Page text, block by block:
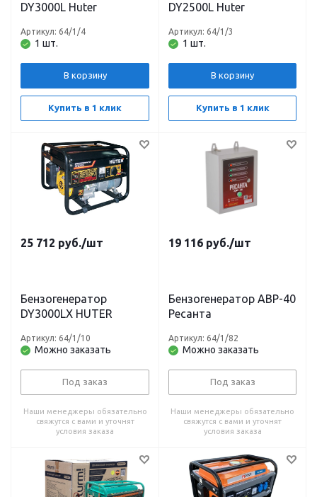
DY3000L Huter
1 шт.
Артикул: 64/1/4
В корзину
Купить в 1 клик
DY2500L Huter
1 шт.
Артикул: 64/1/3
В корзину
Купить в 1 клик
25 712 руб./шт
Бензогенератор
DY3000LX HUTER
Можно заказать
Артикул: 64/1/10
Под заказ
Наши менеджеры обязательно
свяжутся с вами и уточнят
условия заказа
19 116 руб./шт
Бензогенератор АВР-40
Ресанта
Можно заказать
Артикул: 64/1/82
Под заказ
Наши менеджеры обязательно
свяжутся с вами и уточнят
условия заказа